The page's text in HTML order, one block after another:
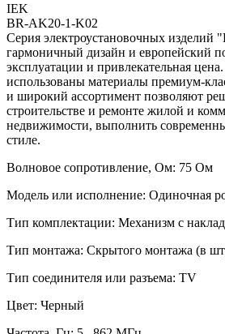
IEK
BR-AK20-1-K02
Серия электроустановочных изделий
гармоничный дизайн и европейский
эксплуатации и привлекательная
использованы материалы премиум-
и широкий ассортимент позволяют
строительстве и ремонте жилой и
недвижимости, выполнить
стиле.
Волновое сопротивление, Ом: 75 Ом
Модель или исполнение: Одиночная
Тип комплектации: Механизм с
Тип монтажа: Скрытого монтажа (в
Тип соединителя или разъема: TV
Цвет: Черный